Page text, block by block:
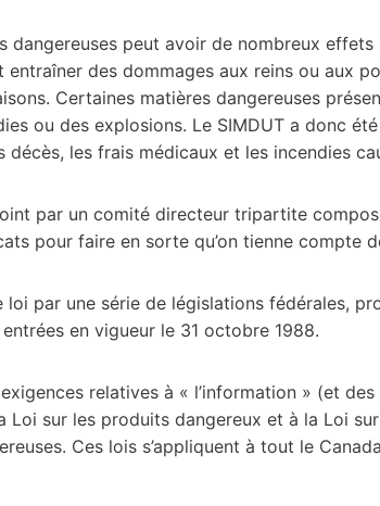
dangereuses peut avoir de nombreux
entraîner des dommages aux reins ou aux
Certaines matières dangereuses
ou des explosions. Le SIMDUT a donc
décès, les frais médicaux et les incendies
par un comité directeur tripartite
pour faire en sorte qu’on tienne compte
loi par une série de législations fédérales,
en vigueur le 31 octobre 1988.
relatives à « l’information » (et
Loi sur les produits dangereux et à la Loi
Ces lois s’appliquent à tout le